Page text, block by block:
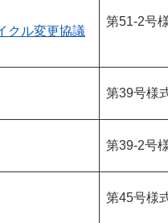
クル変更協議
第51-2号
第39号様
第39-2号
第45号様